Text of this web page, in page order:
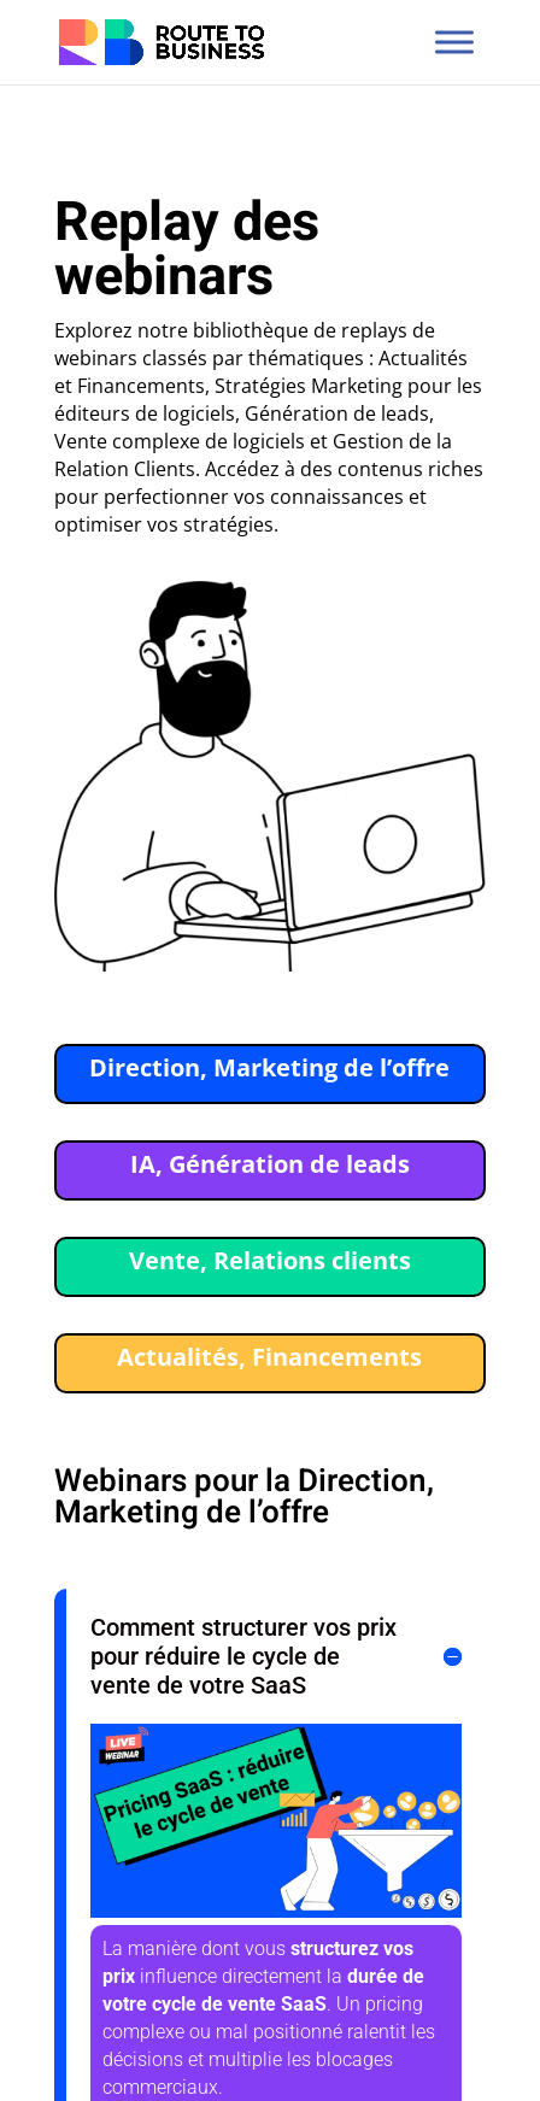
Replay des
webinars
Explorez notre bibliothèque de replays de
webinars classés par thématiques : Actualités
et Financements, Stratégies Marketing pour les
éditeurs de logiciels, Génération de leads,
Vente complexe de logiciels et Gestion de la
Relation Clients. Accédez à des contenus riches
pour perfectionner vos connaissances et
optimiser vos stratégies.
Direction, Marketing de l’offre
IA, Génération de leads
Vente, Relations clients
Actualités, Financements
Webinars pour la Direction,
Marketing de l’offre
Comment structurer vos prix
pour réduire le cycle de
vente de votre SaaS
La manière dont vous structurez vos
prixinfluence directement la durée de
votre cycle de vente SaaS. Un pricing
complexe ou mal positionné ralentit les
décisions et multiplie les blocages
commerciaux.